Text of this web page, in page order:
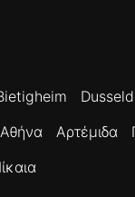
Αθήνα Αρτέμιδα